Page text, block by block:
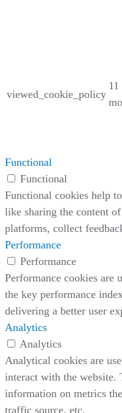
viewed_cookie_policy
11
Functional
Functional
Functional cookies help
like sharing the content
platforms, collect
Performance
Performance
Performance cookies are
the key performance
delivering a better user
Analytics
Analytics
Analytical cookies are
interact with the website.
information on metrics
traffic source, etc.